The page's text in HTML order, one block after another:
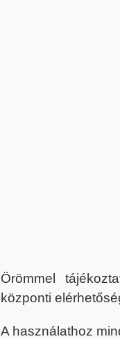
Örömmel
központi
A használathoz